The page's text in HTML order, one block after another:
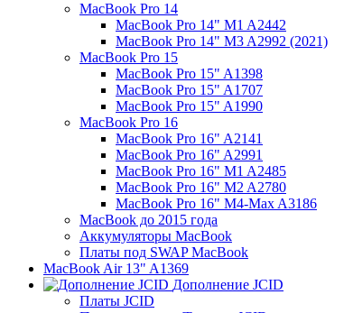
MacBook Pro 14
MacBook Pro 14" M1 A2442
MacBook Pro 14" M3 A2992 (2021)
MacBook Pro 15
MacBook Pro 15" A1398
MacBook Pro 15" A1707
MacBook Pro 15" A1990
MacBook Pro 16
MacBook Pro 16" A2141
MacBook Pro 16" A2991
MacBook Pro 16" M1 A2485
MacBook Pro 16" M2 A2780
MacBook Pro 16" M4-Max A3186
MacBook до 2015 года
Аккумуляторы MacBook
Платы под SWAP MacBook
MacBook Air 13" A1369
Дополнение JCID
Платы JCID